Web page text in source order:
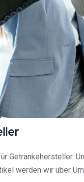
Getränkehersteller.
werden wir über